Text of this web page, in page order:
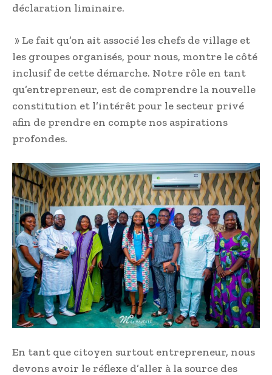
déclaration liminaire.
» Le fait qu’on ait associé les chefs de village et
les groupes organisés, pour nous, montre le côté
inclusif de cette démarche. Notre rôle en tant
qu’entrepreneur, est de comprendre la nouvelle
constitution et l’intérêt pour le secteur privé
afin de prendre en compte nos aspirations
profondes.
En tant que citoyen surtout entrepreneur, nous
devons avoir le réflexe d’aller à la source des